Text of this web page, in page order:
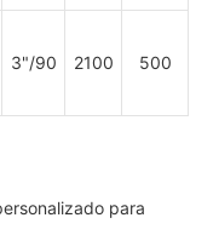
3"/90 2100 500